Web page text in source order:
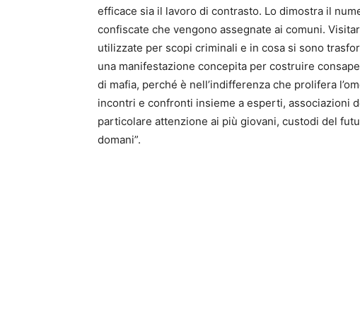
efficace sia il lavoro di contrasto. Lo dimostra il
confiscate che vengono assegnate ai comuni.
utilizzate per scopi criminali e in cosa si sono
una manifestazione concepita per costruire
di mafia, perché è nell’indifferenza che prolifera
incontri e confronti insieme a esperti, associazioni
particolare attenzione ai più giovani, custodi del
domani”.